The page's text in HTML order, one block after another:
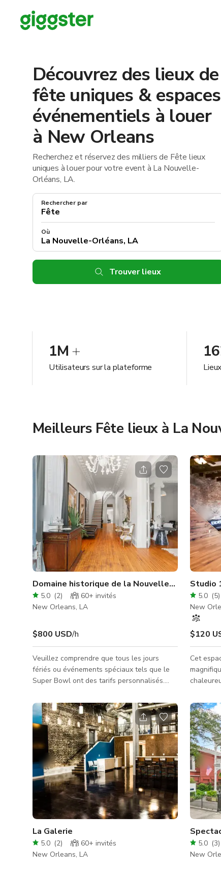
Découvrez des lieux de
fête uniques & espaces
événementiels à louer
à New Orleans
Recherchez et réservez des milliers de Fête lieux
uniques à louer pour votre event à La Nouvelle-
Orléans, LA.
Rechercher par
Où
Trouver lieux
1M
Utilisateurs sur la plateforme
Meilleurs Fête lieux à La
Domaine historique de la Nouvelle-Orléans
5.0 (2) 60+ invités
New Orleans, LA
$800 USD/h
Veuillez comprendre que tous les jours
fériés ou événements spéciaux tels que le
Super Bowl ont des tarifs personnalisés.
productions cinématographiques, mariages,
activations de marque, fêtes, et plus encore.
Disponible pour le Super Bowl 2025, ce
domaine allie charme vintage et commodités
modernes, en faisant un cadre unique à la
Nouvelle-Orléans. Caractéristiques clés :
Importance historique : Ce domaine
appartenait à la célèbre madame
Studio
5.0 (5)
New
$120
Cet
poutres
fenêtres
élégant
réunions
intimes,
séances photo. Avec
entre
La Galerie
5.0 (2) 60+ invités
New Orleans, LA
5.0 (3)
New